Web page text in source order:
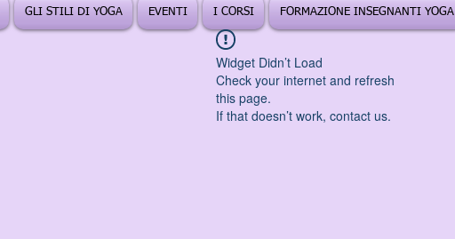
GLI STILI DI YOGA EVENTI I CORSI FORMAZIONE INSEGNANTI YOGA
Widget Didn’t Load
Check your internet and refresh
this page.
If that doesn’t work, contact us.